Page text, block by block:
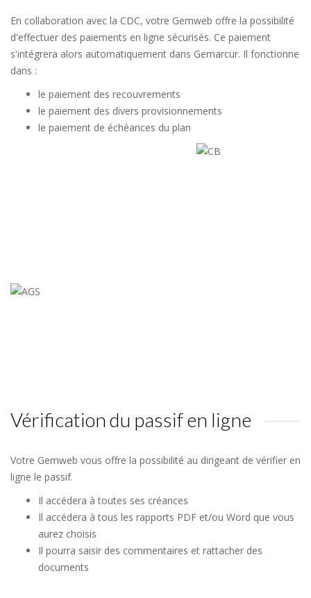
En collaboration avec la CDC, votre Gemweb offre la possibilité
d'effectuer des paiements en ligne sécurisés. Ce paiement
s'intégrera alors automatiquement dans Gemarcur. Il fonctionne
dans :
le paiement des recouvrements
le paiement des divers provisionnements
le paiement de échéances du plan
Vérification du passif en ligne
Votre Gemweb vous offre la possibilité au dirigeant de vérifier en
ligne le passif.
Il accédera à toutes ses créances
Il accédera à tous les rapports PDF et/ou Word que vous
aurez choisis
Il pourra saisir des commentaires et rattacher des
documents